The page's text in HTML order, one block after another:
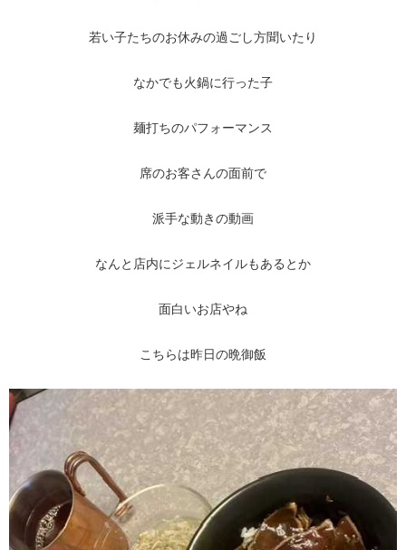
若い子たちのお休みの過ごし方聞いたり
なかでも火鍋に行った子
麺打ちのパフォーマンス
席のお客さんの面前で
派手な動きの動画
なんと店内にジェルネイルもあるとか
面白いお店やね
こちらは昨日の晩御飯